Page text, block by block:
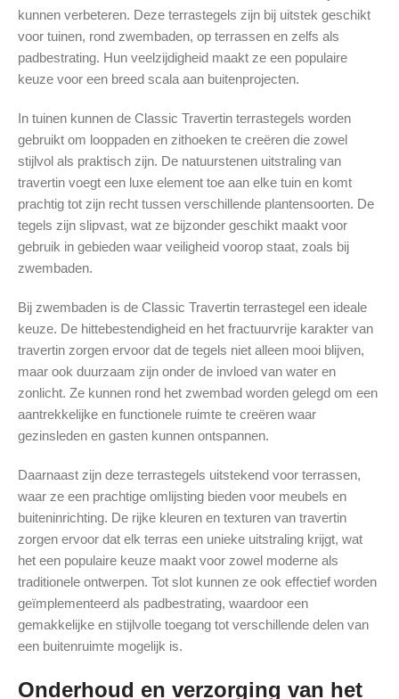
kunnen verbeteren. Deze terrastegels zijn bij uitstek geschikt
voor tuinen, rond zwembaden, op terrassen en zelfs als
padbestrating. Hun veelzijdigheid maakt ze een populaire
keuze voor een breed scala aan buitenprojecten.
In tuinen kunnen de Classic Travertin terrastegels worden
gebruikt om looppaden en zithoeken te creëren die zowel
stijlvol als praktisch zijn. De natuurstenen uitstraling van
travertin voegt een luxe element toe aan elke tuin en komt
prachtig tot zijn recht tussen verschillende plantensoorten. De
tegels zijn slipvast, wat ze bijzonder geschikt maakt voor
gebruik in gebieden waar veiligheid voorop staat, zoals bij
zwembaden.
Bij zwembaden is de Classic Travertin terrastegel een ideale
keuze. De hittebestendigheid en het fractuurvrije karakter van
travertin zorgen ervoor dat de tegels niet alleen mooi blijven,
maar ook duurzaam zijn onder de invloed van water en
zonlicht. Ze kunnen rond het zwembad worden gelegd om een
aantrekkelijke en functionele ruimte te creëren waar
gezinsleden en gasten kunnen ontspannen.
Daarnaast zijn deze terrastegels uitstekend voor terrassen,
waar ze een prachtige omlijsting bieden voor meubels en
buiteninrichting. De rijke kleuren en texturen van travertin
zorgen ervoor dat elk terras een unieke uitstraling krijgt, wat
het een populaire keuze maakt voor zowel moderne als
traditionele ontwerpen. Tot slot kunnen ze ook effectief worden
geïmplementeerd als padbestrating, waardoor een
gemakkelijke en stijlvolle toegang tot verschillende delen van
een buitenruimte mogelijk is.
Onderhoud en verzorging van het